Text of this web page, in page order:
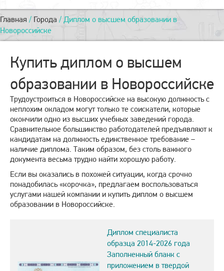
Главная / Города / Диплом о высшем образовании в
Новороссийске
Купить диплом о высшем
образовании в Новороссийске
Трудоустроиться в Новороссийске на высокую должность с
неплохим окладом могут только те соискатели, которые
окончили одно из высших учебных заведений города.
Сравнительное большинство работодателей предъявляют к
кандидатам на должность единственное требование –
наличие диплома. Таким образом, без столь важного
документа весьма трудно найти хорошую работу.
Если вы оказались в похожей ситуации, когда срочно
понадобилась «корочка», предлагаем воспользоваться
услугами нашей компании и купить диплом о высшем
образовании в Новороссийске.
Диплом специалиста
образца 2014-2026 года
Заполненный бланк с
приложением в твердой